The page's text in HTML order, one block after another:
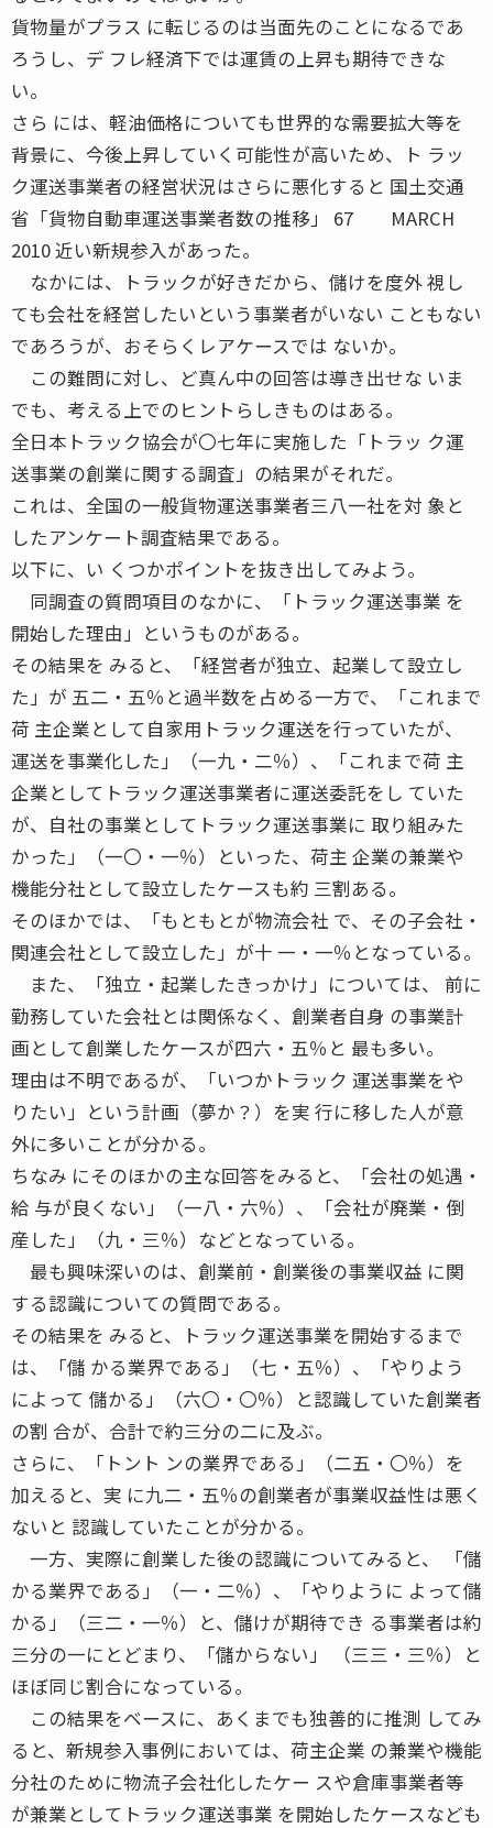
貨物量がプラス に転じるのは当面先のことになるであ
ろうし、デ フレ経済下では運賃の上昇も期待できな
い。
さら には、軽油価格についても世界的な需要拡大等を
背景に、今後上昇していく可能性が高いため、ト ラッ
ク運送事業者の経営状況はさらに悪化すると 国土交通
省「貨物自動車運送事業者数の推移」 67 MARCH
2010 近い新規参入があった。
なかには、トラックが好きだから、儲けを度外 視し
ても会社を経営したいという事業者がいない こともない
であろうが、おそらくレアケースでは ないか。
この難問に対し、ど真ん中の回答は導き出せな いま
でも、考える上でのヒントらしきものはある。
全日本トラック協会が〇七年に実施した「トラッ ク運
送事業の創業に関する調査」の結果がそれだ。
これは、全国の一般貨物運送事業者三八一社を対 象と
したアンケート調査結果である。
以下に、い くつかポイントを抜き出してみよう。
同調査の質問項目のなかに、「トラック運送事業 を
開始した理由」というものがある。
その結果を みると、「経営者が独立、起業して設立し
た」が 五二・五％と過半数を占める一方で、「これまで
荷 主企業として自家用トラック運送を行っていたが、
運送を事業化した」（一九・二％）、「これまで荷 主
企業としてトラック運送事業者に運送委託をし ていた
が、自社の事業としてトラック運送事業に 取り組みた
かった」（一〇・一％）といった、荷主 企業の兼業や
機能分社として設立したケースも約 三割ある。
そのほかでは、「もともとが物流会社 で、その子会社・
関連会社として設立した」が十 一・一％となっている。
また、「独立・起業したきっかけ」については、 前に
勤務していた会社とは関係なく、創業者自身 の事業計
画として創業したケースが四六・五％と 最も多い。
理由は不明であるが、「いつかトラック 運送事業をや
りたい」という計画（夢か？）を実 行に移した人が意
外に多いことが分かる。
ちなみ にそのほかの主な回答をみると、「会社の処遇・
給 与が良くない」（一八・六％）、「会社が廃業・倒
産した」（九・三％）などとなっている。
最も興味深いのは、創業前・創業後の事業収益 に関
する認識についての質問である。
その結果を みると、トラック運送事業を開始するまで
は、「儲 かる業界である」（七・五％）、「やりよう
によって 儲かる」（六〇・〇％）と認識していた創業者
の割 合が、合計で約三分の二に及ぶ。
さらに、「トント ンの業界である」（二五・〇％）を
加えると、実 に九二・五％の創業者が事業収益性は悪く
ないと 認識していたことが分かる。
一方、実際に創業した後の認識についてみると、 「儲
かる業界である」（一・二％）、「やりように よって儲
かる」（三二・一％）と、儲けが期待でき る事業者は約
三分の一にとどまり、「儲からない」 （三三・三％）と
ほぼ同じ割合になっている。
この結果をベースに、あくまでも独善的に推測 してみ
ると、新規参入事例においては、荷主企業 の兼業や機能
分社のために物流子会社化したケー スや倉庫事業者等
が兼業としてトラック運送事業 を開始したケースなども